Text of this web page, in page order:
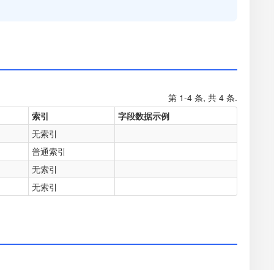
第 1-4 条, 共 4 条.
索引
字段数据示例
无索引
普通索引
无索引
无索引